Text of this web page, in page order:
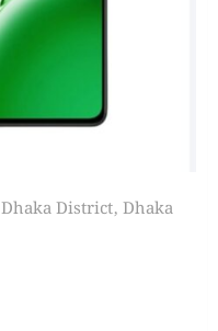
Dhaka District, Dhaka